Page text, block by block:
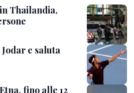
Thailandia,
e saluta
fino alle 12